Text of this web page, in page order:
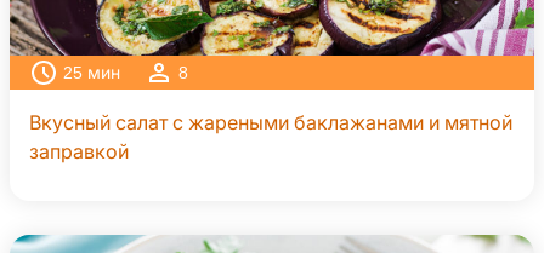
25 мин 8
Вкусный салат с жареными баклажанами и мятной
заправкой